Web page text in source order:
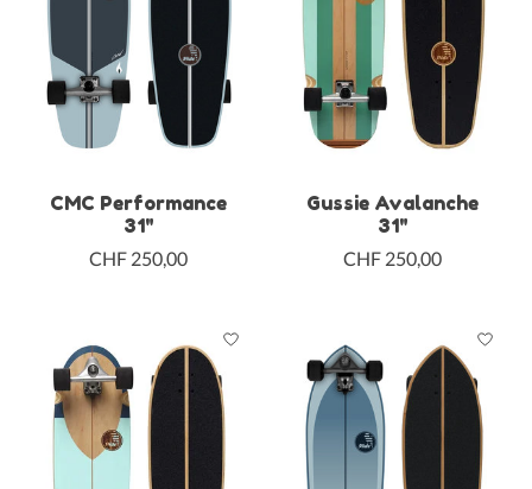
CMC Performance
31"
CHF 250,00
Gussie Avalanche
31"
CHF 250,00